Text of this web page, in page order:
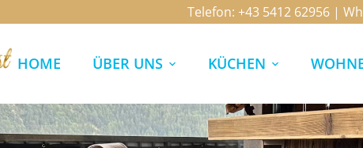
Telefon: +43 5412 62956 |
HOME ÜBER UNS KÜCHEN